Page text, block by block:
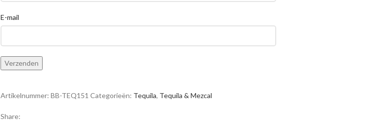
E-mail
Artikelnummer: BB-TEQ151 Categorieën: Tequila, Tequila & Mezcal
Share: